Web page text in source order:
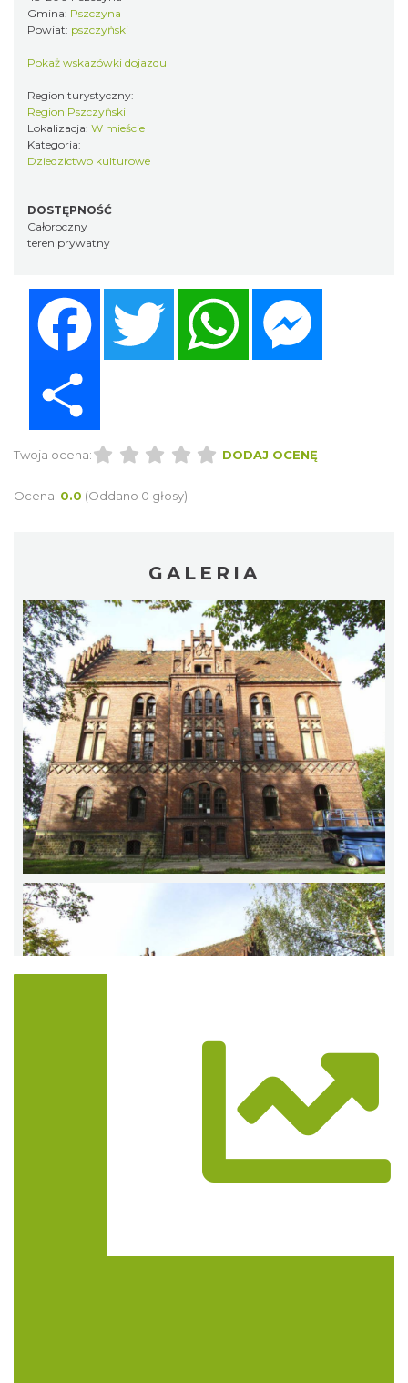
Gmina: Pszczyna
Powiat: pszczyński
Pokaż wskazówki dojazdu
Region turystyczny:
Region Pszczyński
Lokalizacja: W mieście
Kategoria:
Dziedzictwo kulturowe
DOSTĘPNOŚĆ
Całoroczny
teren prywatny
Twitter WhatsApp
Twoja ocena: DODAJ OCENĘ
Ocena: 0.0 (Oddano 0 głosy)
GALERIA
Trasa